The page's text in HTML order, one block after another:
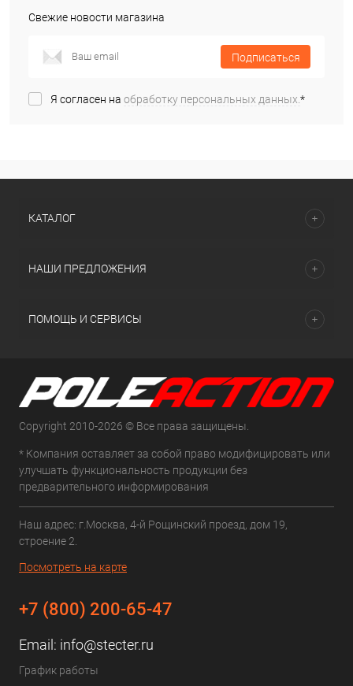
Свежие новости магазина
Подписаться
Я согласен на обработку персональных данных.*
КАТАЛОГ
НАШИ ПРЕДЛОЖЕНИЯ
ПОМОЩЬ И СЕРВИСЫ
Copyright 2010-2026 © Все права защищены.
* Компания оставляет за собой право модифицировать или
улучшать функциональность продукции без
предварительного информирования
Наш адрес: г.Москва, 4-й Рощинский проезд, дом 19,
строение 2.
Посмотреть на карте
+7 (800) 200-65-47
Email: info@stecter.ru
График работы